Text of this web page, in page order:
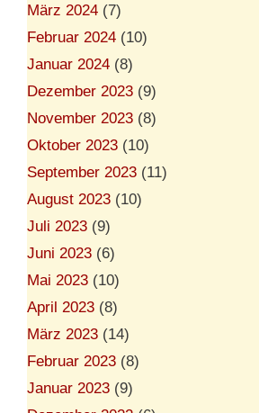
März 2024 (7)
Februar 2024 (10)
Januar 2024 (8)
Dezember 2023 (9)
November 2023 (8)
Oktober 2023 (10)
September 2023 (11)
August 2023 (10)
Juli 2023 (9)
Juni 2023 (6)
Mai 2023 (10)
April 2023 (8)
März 2023 (14)
Februar 2023 (8)
Januar 2023 (9)